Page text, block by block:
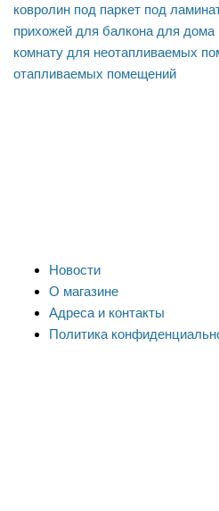
ковролин под паркет под
прихожей для балкона для дома
комнату для неотапливаемых
отапливаемых помещений
Новости
О магазине
Адреса и контакты
Политика